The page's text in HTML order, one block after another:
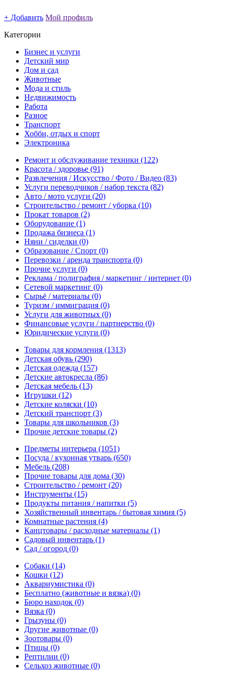
+ Добавить Мой профиль
Категории
Бизнес и услуги
Детский мир
Дом и сад
Животные
Мода и стиль
Недвижимость
Работа
Разное
Транспорт
Хобби, отдых и спорт
Электроника
Ремонт и обслуживание техники (122)
Красота / здоровье (91)
Развлечения / Искусство / Фото / Видео (83)
Услуги переводчиков / набор текста (82)
Авто / мото услуги (20)
Строительство / ремонт / уборка (10)
Прокат товаров (2)
Оборудование (1)
Продажа бизнеса (1)
Няни / сиделки (0)
Образование / Спорт (0)
Перевозки / аренда транспорта (0)
Прочие услуги (0)
Реклама / полиграфия / маркетинг / интернет (0)
Сетевой маркетинг (0)
Сырьё / материалы (0)
Туризм / иммиграция (0)
Услуги для животных (0)
Финансовые услуги / партнерство (0)
Юридические услуги (0)
Товары для кормления (1313)
Детская обувь (290)
Детская одежда (157)
Детские автокресла (86)
Детская мебель (13)
Игрушки (12)
Детские коляски (10)
Детский транспорт (3)
Товары для школьников (3)
Прочие детские товары (2)
Предметы интерьера (1051)
Посуда / кухонная утварь (650)
Мебель (208)
Прочие товары для дома (30)
Строительство / ремонт (20)
Инструменты (15)
Продукты питания / напитки (5)
Хозяйственный инвентарь / бытовая химия (5)
Комнатные растения (4)
Канцтовары / расходные материалы (1)
Садовый инвентарь (1)
Сад / огород (0)
Собаки (14)
Кошки (12)
Аквариумистика (0)
Бесплатно (животные и вязка) (0)
Бюро находок (0)
Вязка (0)
Грызуны (0)
Другие животные (0)
Зоотовары (0)
Птицы (0)
Рептилии (0)
Сельхоз животные (0)